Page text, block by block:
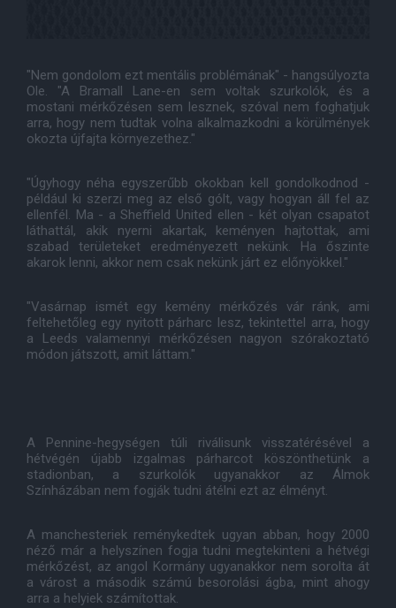
"Nem gondolom ezt mentális problémának" - hangsúlyozta
Ole. "A Bramall Lane-en sem voltak szurkolók, és a
mostani mérkőzésen sem lesznek, szóval nem foghatjuk
arra, hogy nem tudtak volna alkalmazkodni a körülmények
okozta újfajta környezethez."
"Úgyhogy néha egyszerűbb okokban kell gondolkodnod -
például ki szerzi meg az első gólt, vagy hogyan áll fel az
ellenfél. Ma - a Sheffield United ellen - két olyan csapatot
láthattál, akik nyerni akartak, keményen hajtottak, ami
szabad területeket eredményezett nekünk. Ha őszinte
akarok lenni, akkor nem csak nekünk járt ez előnyökkel."
"Vasárnap ismét egy kemény mérkőzés vár ránk, ami
feltehetőleg egy nyitott párharc lesz, tekintettel arra, hogy
a Leeds valamennyi mérkőzésen nagyon szórakoztató
módon játszott, amit láttam."
A Pennine-hegységen túli riválisunk visszatérésével a
hétvégén újabb izgalmas párharcot köszönthetünk a
stadionban, a szurkolók ugyanakkor az Álmok
Színházában nem fogják tudni átélni ezt az élményt.
A manchesteriek reménykedtek ugyan abban, hogy 2000
néző már a helyszínen fogja tudni megtekinteni a hétvégi
mérkőzést, az angol Kormány ugyanakkor nem sorolta át
a várost a második számú besorolási ágba, mint ahogy
arra a helyiek számítottak.